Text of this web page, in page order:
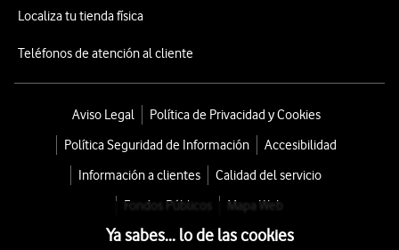
Localiza tu tienda física
Teléfonos de atención al cliente
Aviso Legal
Política de Privacidad y Cookies
Política Seguridad de Información
Accesibilidad
Información a clientes
Calidad del servicio
Fondos Públicos
Mapa Web
Ya sabes... lo de las cookies